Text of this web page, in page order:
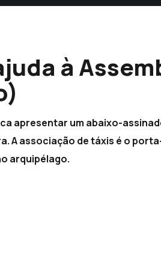
à
apresentar um abaixo-
A associação de táxis é o
arquipélago.